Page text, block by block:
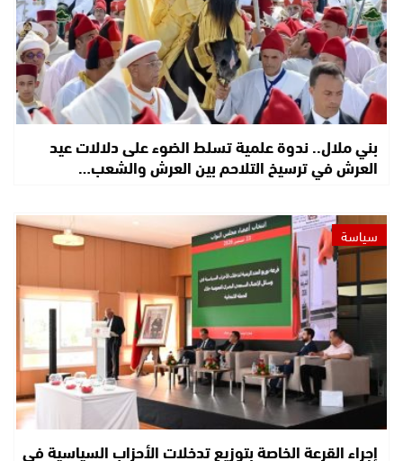
بني ملال.. ندوة علمية تسلط الضوء على دلالات عيد
العرش في ترسيخ التلاحم بين العرش والشعب…
سياسة
إجراء القرعة الخاصة بتوزيع تدخلات الأحزاب السياسية في